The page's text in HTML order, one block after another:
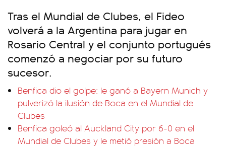
Tras el Mundial de Clubes, el Fideo
volverá a la Argentina para jugar en
Rosario Central y el conjunto portugués
comenzó a negociar por su futuro
sucesor.
Benfica dio el golpe: le ganó a Bayern Munich y
pulverizó la ilusión de Boca en el Mundial de
Clubes
Benfica goleó al Auckland City por 6-0 en el
Mundial de Clubes y le metió presión a Boca